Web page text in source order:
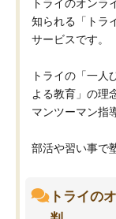
トライのオンラ
知られる「トラ
サービスです。
トライの「一人
よる教育」の理
マンツーマン指
部活や習い事で
トライの